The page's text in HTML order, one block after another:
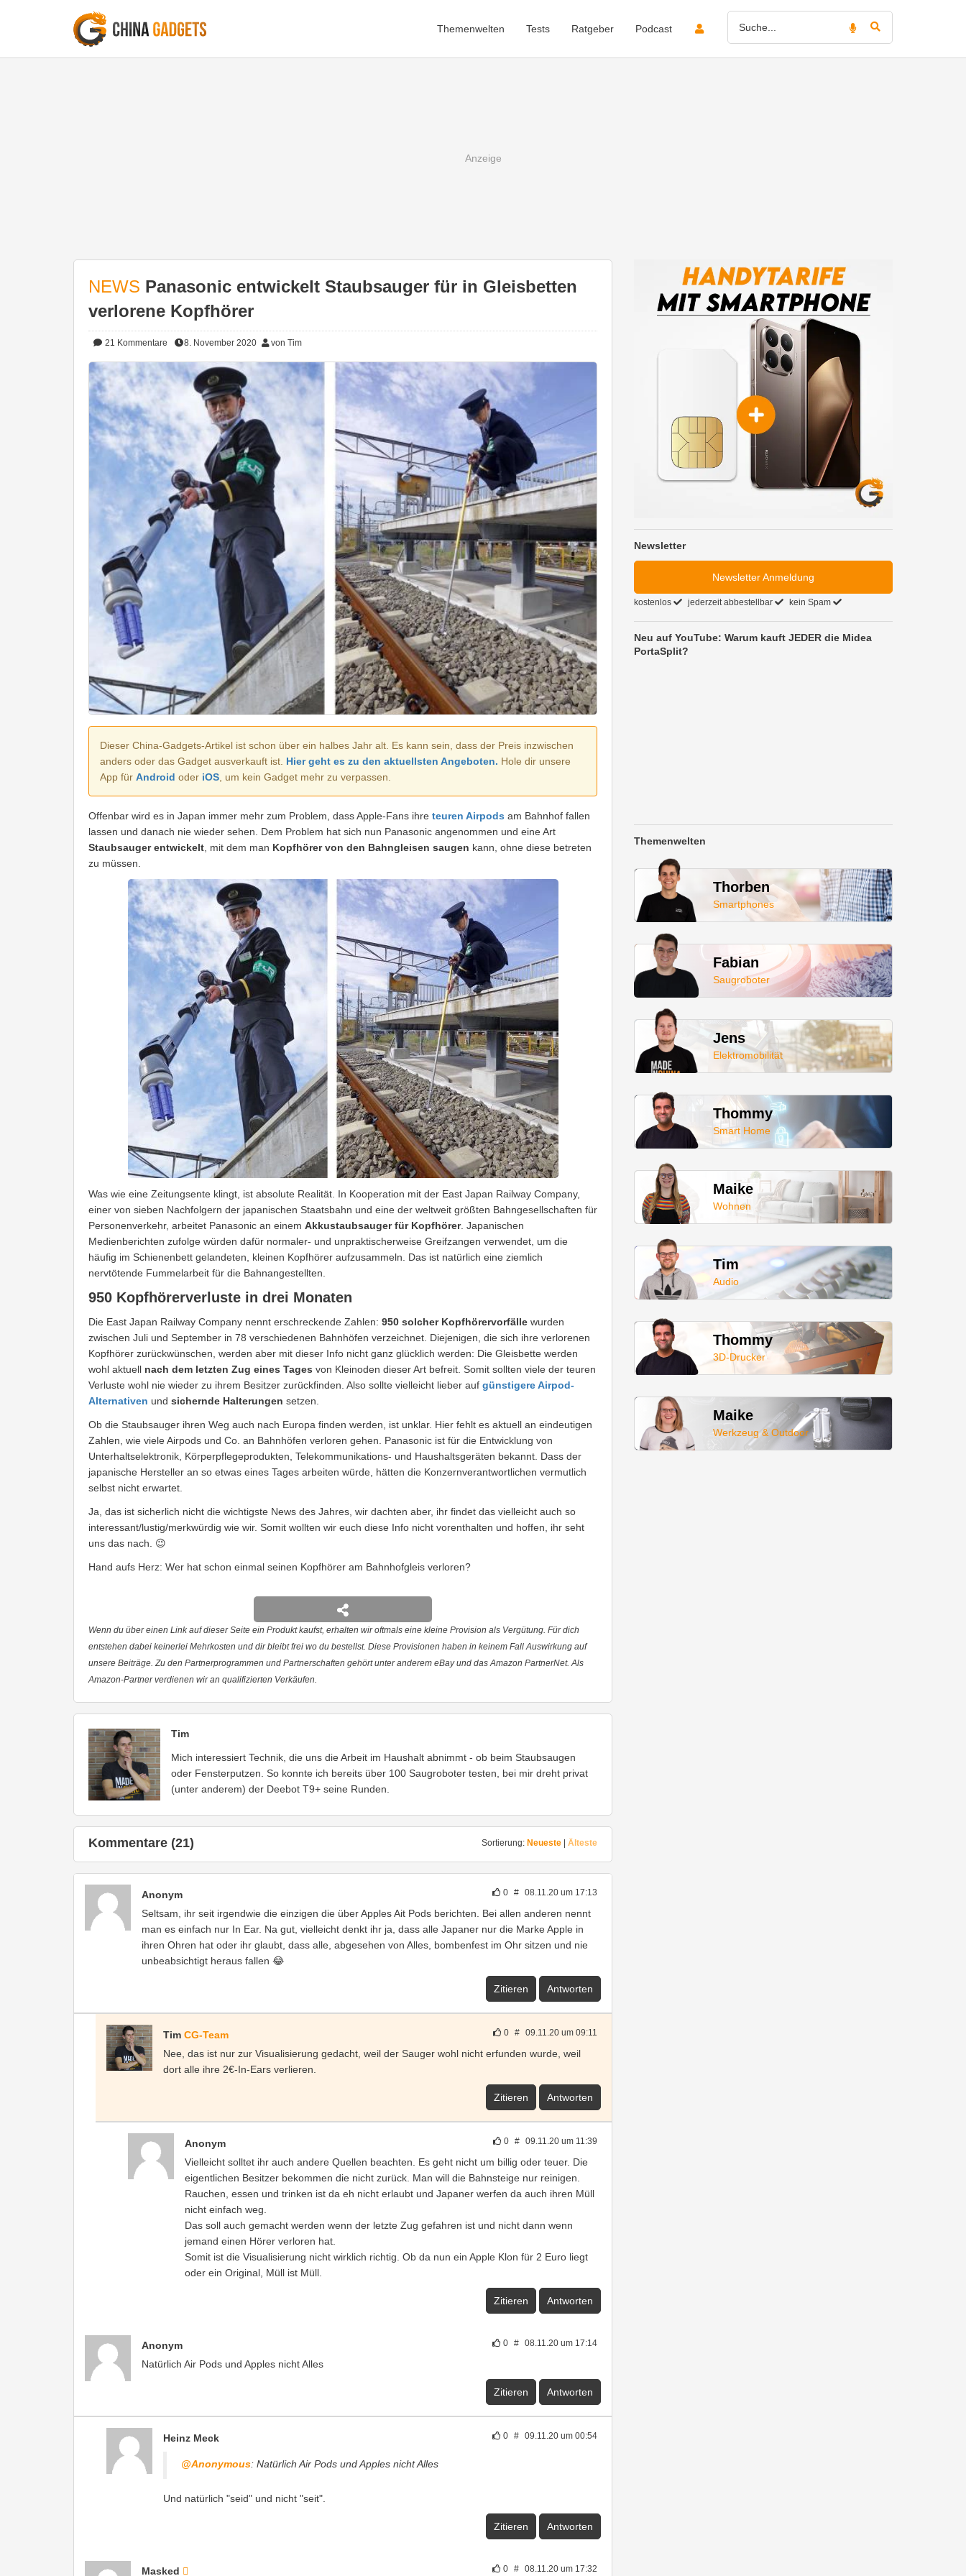
Themenwelten Tests Ratgeber Podcast
NEWS Panasonic entwickelt Staubsauger für in Gleisbetten
verlorene Kopfhörer
21 Kommentare 8. November 2020 von Tim
Dieser China-Gadgets-Artikel ist schon über ein halbes Jahr alt. Es kann sein, dass der Preis inzwischen
anders oder das Gadget ausverkauft ist. Hier geht es zu den aktuellsten Angeboten. Hole dir unsere
App für Android oder iOS, um kein Gadget mehr zu verpassen.
Offenbar wird es in Japan immer mehr zum Problem, dass Apple-Fans ihre teuren Airpods am Bahnhof fallen
lassen und danach nie wieder sehen. Dem Problem hat sich nun Panasonic angenommen und eine Art
Staubsauger entwickelt, mit dem man Kopfhörer von den Bahngleisen saugen kann, ohne diese betreten
zu müssen.
Was wie eine Zeitungsente klingt, ist absolute Realität. In Kooperation mit der East Japan Railway Company,
einer von sieben Nachfolgern der japanischen Staatsbahn und eine der weltweit größten Bahngesellschaften für
Personenverkehr, arbeitet Panasonic an einem Akkustaubsauger für Kopfhörer. Japanischen
Medienberichten zufolge würden dafür normaler- und unpraktischerweise Greifzangen verwendet, um die
häufig im Schienenbett gelandeten, kleinen Kopfhörer aufzusammeln. Das ist natürlich eine ziemlich
nervtötende Fummelarbeit für die Bahnangestellten.
950 Kopfhörerverluste in drei Monaten
Die East Japan Railway Company nennt erschreckende Zahlen: 950 solcher Kopfhörervorfälle wurden
zwischen Juli und September in 78 verschiedenen Bahnhöfen verzeichnet. Diejenigen, die sich ihre verlorenen
Kopfhörer zurückwünschen, werden aber mit dieser Info nicht ganz glücklich werden: Die Gleisbette werden
wohl aktuell nach dem letzten Zug eines Tages von Kleinoden dieser Art befreit. Somit sollten viele der teuren
Verluste wohl nie wieder zu ihrem Besitzer zurückfinden. Also sollte vielleicht lieber auf günstigere Airpod-
Alternativen und sichernde Halterungen setzen.
Ob die Staubsauger ihren Weg auch nach Europa finden werden, ist unklar. Hier fehlt es aktuell an eindeutigen
Zahlen, wie viele Airpods und Co. an Bahnhöfen verloren gehen. Panasonic ist für die Entwicklung von
Unterhaltselektronik, Körperpflegeprodukten, Telekommunikations- und Haushaltsgeräten bekannt. Dass der
japanische Hersteller an so etwas eines Tages arbeiten würde, hätten die Konzernverantwortlichen vermutlich
selbst nicht erwartet.
Ja, das ist sicherlich nicht die wichtigste News des Jahres, wir dachten aber, ihr findet das vielleicht auch so
interessant/lustig/merkwürdig wie wir. Somit wollten wir euch diese Info nicht vorenthalten und hoffen, ihr seht
uns das nach. 😉
Hand aufs Herz: Wer hat schon einmal seinen Kopfhörer am Bahnhofgleis verloren?
Wenn du über einen Link auf dieser Seite ein Produkt kaufst, erhalten wir oftmals eine kleine Provision als Vergütung. Für dich
entstehen dabei keinerlei Mehrkosten und dir bleibt frei wo du bestellst. Diese Provisionen haben in keinem Fall Auswirkung auf
unsere Beiträge. Zu den Partnerprogrammen und Partnerschaften gehört unter anderem eBay und das Amazon PartnerNet. Als
Amazon-Partner verdienen wir an qualifizierten Verkäufen.
Tim
Mich interessiert Technik, die uns die Arbeit im Haushalt abnimmt - ob beim Staubsaugen
oder Fensterputzen. So konnte ich bereits über 100 Saugroboter testen, bei mir dreht privat
(unter anderem) der Deebot T9+ seine Runden.
Sortierung: Neueste Älteste
Kommentare (21)
0 # 08.11.20 um 17:13
Anonym
Seltsam, ihr seit irgendwie die einzigen die über Apples Ait Pods berichten. Bei allen anderen nennt
man es einfach nur In Ear. Na gut, vielleicht denkt ihr ja, dass alle Japaner nur die Marke Apple in
ihren Ohren hat oder ihr glaubt, dass alle, abgesehen von Alles, bombenfest im Ohr sitzen und nie
unbeabsichtigt heraus fallen 😂
Zitieren Antworten
0 # 09.11.20 um 09:11
Tim CG-Team
Nee, das ist nur zur Visualisierung gedacht, weil der Sauger wohl nicht erfunden wurde, weil
dort alle ihre 2€-In-Ears verlieren.
Zitieren Antworten
0 # 09.11.20 um 11:39
Anonym
Vielleicht solltet ihr auch andere Quellen beachten. Es geht nicht um billig oder teuer. Die
eigentlichen Besitzer bekommen die nicht zurück. Man will die Bahnsteige nur reinigen.
Rauchen, essen und trinken ist da eh nicht erlaubt und Japaner werfen da auch ihren Müll
nicht einfach weg.
Das soll auch gemacht werden wenn der letzte Zug gefahren ist und nicht dann wenn
jemand einen Hörer verloren hat.
Somit ist die Visualisierung nicht wirklich richtig. Ob da nun ein Apple Klon für 2 Euro liegt
oder ein Original, Müll ist Müll.
Zitieren Antworten
0 # 08.11.20 um 17:14
Anonym
Natürlich Air Pods und Apples nicht Alles
Zitieren Antworten
0 # 09.11.20 um 00:54
Heinz Meck
@Anonymous: Natürlich Air Pods und Apples nicht Alles
Und natürlich "seid" und nicht "seit".
Zitieren Antworten
0 # 08.11.20 um 17:32
Masked
Newsletter
Newsletter Anmeldung
kostenlos jederzeit abbestellbar kein Spam
Neu auf YouTube: Warum kauft JEDER die Midea
PortaSplit?
Themenwelten
Thorben
Smartphones
Fabian
Saugroboter
Jens
Elektromobilität
Thommy
Smart Home
Maike
Wohnen
Tim
Audio
Thommy
3D-Drucker
Maike
Werkzeug & Outdoor